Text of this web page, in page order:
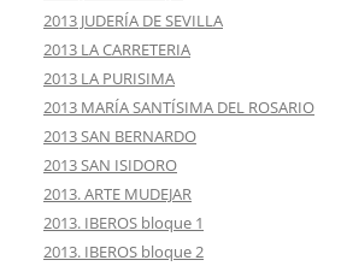
2013 JUDERÍA DE SEVILLA
2013 LA CARRETERIA
2013 LA PURISIMA
2013 MARÍA SANTÍSIMA DEL ROSARIO
2013 SAN BERNARDO
2013 SAN ISIDORO
2013. ARTE MUDEJAR
2013. IBEROS bloque 1
2013. IBEROS bloque 2